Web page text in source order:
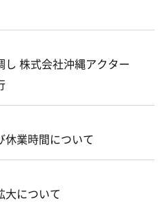
株式会社沖縄アクター
休業時間について
大について